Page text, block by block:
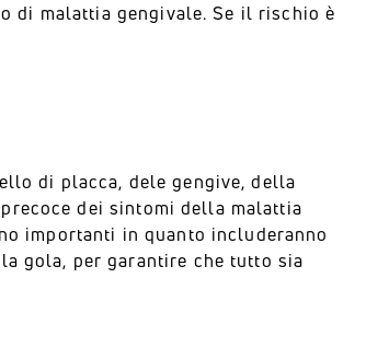
di malattia gengivale. Se il rischio è
di placca, dele gengive, della
dei sintomi della malattia
importanti in quanto includeranno
gola, per garantire che tutto sia